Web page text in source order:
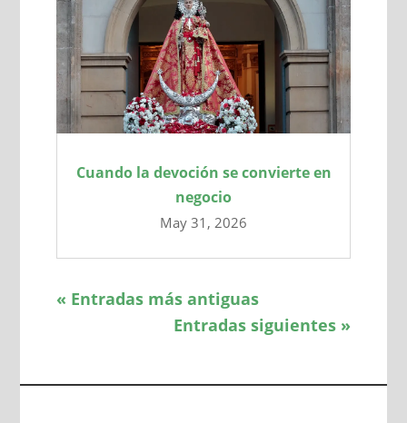
Cuando la devoción se convierte en
negocio
May 31, 2026
« Entradas más antiguas
Entradas siguientes »